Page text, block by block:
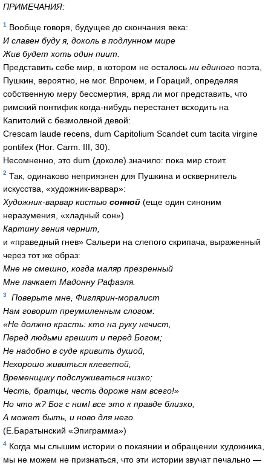
ПРИМЕЧАНИЯ:
1
Вообще говоря, будущее до скончания века:
И славен буду я, доколь в подлунном мире
Жив будет хоть один пиит.
Представить себе мир, в котором не осталось ни единого поэта,
Пушкин, вероятно, не мог. Впрочем, и Гораций, определяя
собственную меру бессмертия, вряд ли мог представить, что
римский понтифик когда-нибудь перестанет всходить на
Капитолий с безмолвной девой:
Сrescam laude recens, dum Capitolium Scandet cum tacita virgine
pontifex (Hor. Carm. III, 30).
Несомненно, это dum (доколе) значило: пока мир стоит.
2 Так, одинаково неприязнен для Пушкина и осквернитель
искусства, «художник-варвар»:
Художник-варвар кистью сонной (еще один синоним
неразумения, «хладный сон»)
Картину гения чернит,
и «праведный гнев» Сальери на слепого скрипача, выраженный
через тот же образ:
Мне не смешно, когда маляр презренный
Мне пачкает Мадонну Рафаэля.
3
Поверьте мне, Фиглярин-моралист
Нам говорит преумиленным слогом:
«Не должно красть: кто на руку нечист,
Перед людьми грешит и перед Богом;
Не надобно в суде кривить душой,
Нехорошо живиться клеветой,
Временщику подслуживаться низко;
Честь, братцы, честь дороже нам всего!»
Но что ж? Бог с ним! все это к правде близко,
А может быть, и ново для него.
(Е.Баратынский «Эпиграмма»)
4 Когда мы слышим истории о покаянии и обращении художника,
мы не можем не признаться, что эти истории звучат печально —